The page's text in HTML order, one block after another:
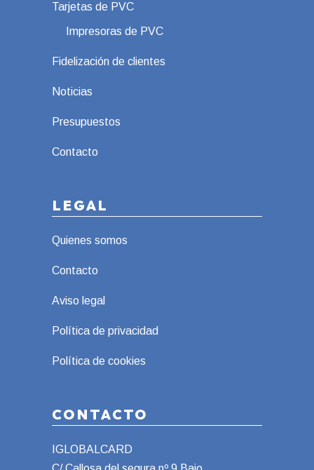
Tarjetas de PVC
Impresoras de PVC
Fidelización de clientes
Noticias
Presupuestos
Contacto
LEGAL
Quienes somos
Contacto
Aviso legal
Política de privacidad
Política de cookies
CONTACTO
IGLOBALCARD